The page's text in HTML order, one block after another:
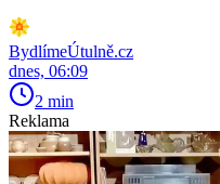
BydlímeÚtulně.cz
dnes, 06:09
2 min
Reklama